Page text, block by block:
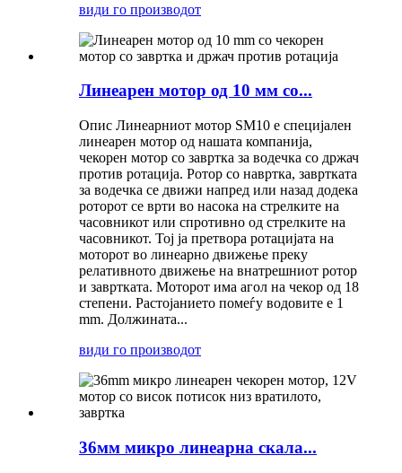
види го производот
Линеарен мотор од 10 мм со...
Опис Линеарниот мотор SM10 е специјален
линеарен мотор од нашата компанија,
чекорен мотор со завртка за водечка со држач
против ротација. Ротор со навртка, завртката
за водечка се движи напред или назад додека
роторот се врти во насока на стрелките на
часовникот или спротивно од стрелките на
часовникот. Тој ја претвора ротацијата на
моторот во линеарно движење преку
релативното движење на внатрешниот ротор
и завртката. Моторот има агол на чекор од 18
степени. Растојанието помеѓу водовите е 1
mm. Должината...
види го производот
36мм микро линеарна скала...